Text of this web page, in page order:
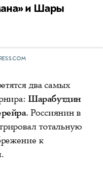
и Шары
два самых
Шарабутдин
. Россиянин в
тотальную
к